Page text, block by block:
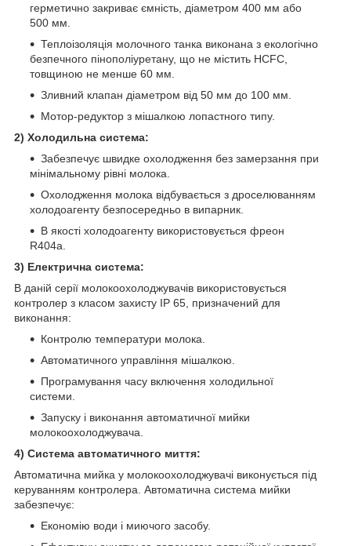
герметично закриває ємність, діаметром 400 мм або
500 мм.
Теплоізоляція молочного танка виконана з екологічно
безпечного пінополіуретану, що не містить HCFC,
товщиною не менше 60 мм.
Зливний клапан діаметром від 50 мм до 100 мм.
Мотор-редуктор з мішалкою лопастного типу.
2) Холодильна система:
Забезпечує швидке охолодження без замерзання при
мінімальному рівні молока.
Охолодження молока відбувається з дроселюванням
холодоагенту безпосередньо в випарник.
В якості холодоагенту використовується фреон
R404а.
3) Електрична система:
В даній серії молокоохолоджувачів використовується
контролер з класом захисту ІР 65, призначений для
виконання:
Контролю температури молока.
Автоматичного управління мішалкою.
Програмування часу включення холодильної
системи.
Запуску і виконання автоматичної мийки
молокоохолоджувача.
4) Система автоматичного миття:
Автоматична мийка у молокоохолоджувачі виконується під
керуванням контролера. Автоматична система мийки
забезпечує:
Економію води і миючого засобу.